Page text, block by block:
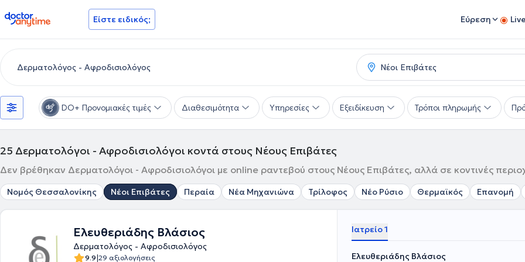
doctoranytime Είστε ειδικός; Εύρεση
DO+ Προνομιακές τιμές Διαθεσιμότητα Υπηρεσίες Εξειδίκευση Τρόποι πληρωμής
25 Δερματολόγοι - Αφροδισιολόγοι κοντά στους Νέους Επιβάτες
Δεν βρέθηκαν Δερματολόγοι - Αφροδισιολόγοι με online ραντεβού στους Νέους Επιβάτες, αλλά σε κοντινές
Νομός Θεσσαλονίκης Νέοι Επιβάτες Περαία Νέα Μηχανιώνα Τρίλοφος Νέο Ρύσιο Θερμαϊκός Επανομή
Ελευθεριάδης Βλάσιος
Δερματολόγος - Αφροδισιολόγος
9.9|29 αξιολογήσεις
Ιατρείο 1
Ελευθεριάδης Βλάσιος